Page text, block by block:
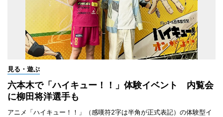
見る・遊ぶ
六本木で「ハイキュー！！」体験イベント 内覧会
に柳田将洋選手も
アニメ「ハイキュー！！」（感嘆符2字は半角が正式表記）の体験型イ